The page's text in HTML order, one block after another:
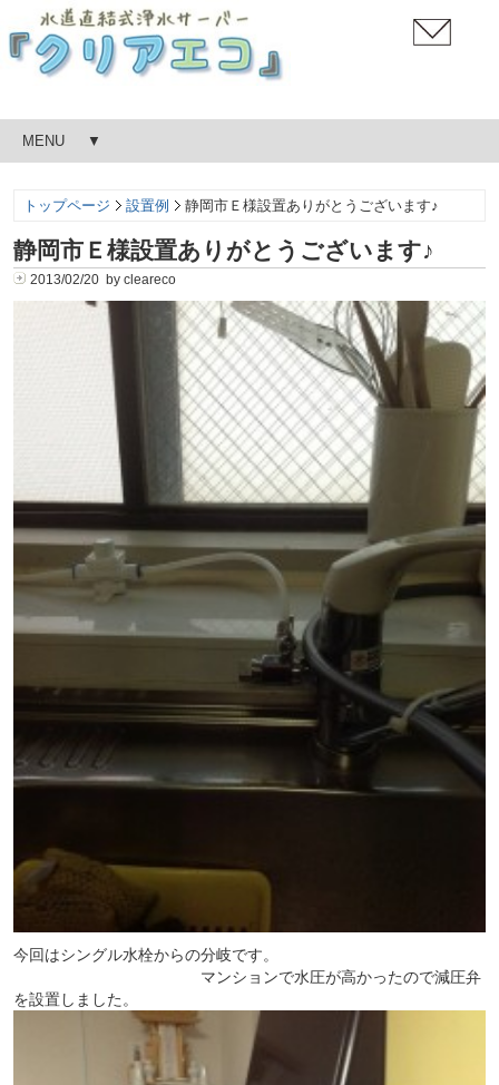
MENU
トップページ 設置例 静岡市Ｅ様設置ありがとうございます♪
静岡市Ｅ様設置ありがとうございます♪
2013/02/20 by cleareco
今回はシングル水栓からの分岐です。
マンションで水圧が高かったので減圧弁
を設置しました。